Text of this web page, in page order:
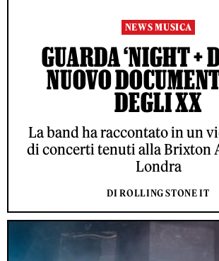
NEWS MUSICA
GUARDA ‘NIGHT +
NUOVO
DEGLI XX
La band ha raccontato in un
di concerti tenuti alla Brixton
Londra
DI ROLLING STONE IT